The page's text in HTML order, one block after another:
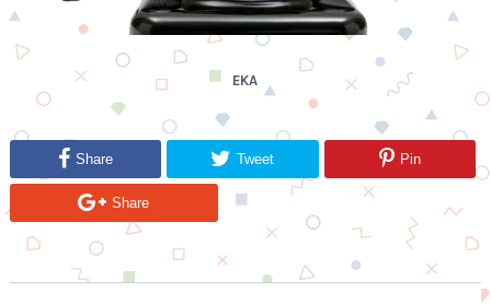
EKA
Share Tweet Pin
Share